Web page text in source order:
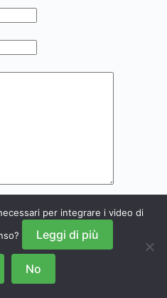
per integrare i video di
Leggi di più
No